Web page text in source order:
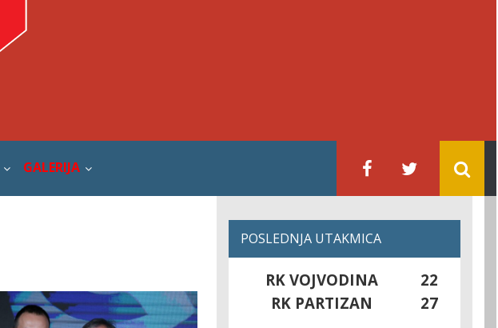
GALERIJA
POSLEDNJA UTAKMICA
RK VOJVODINA
22
RK PARTIZAN
27